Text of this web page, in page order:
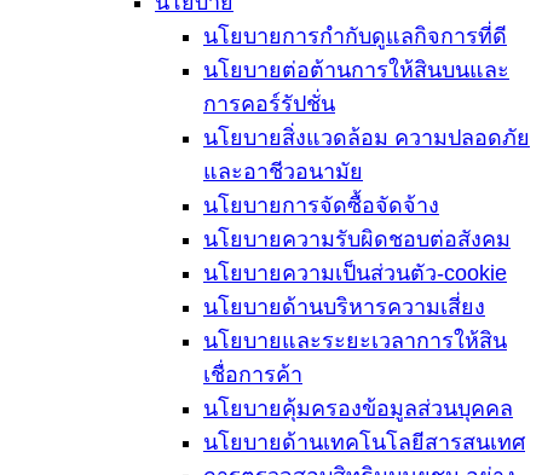
นโยบายการกำกับดูแลกิจการที่ดี
นโยบายต่อต้านการให้สินบนและ
การคอร์รัปชั่น
นโยบายสิ่งแวดล้อม ความปลอดภัย
และอาชีวอนามัย
นโยบายการจัดซื้อจัดจ้าง
นโยบายความรับผิดชอบต่อสังคม
นโยบายความเป็นส่วนตัว-cookie
นโยบายด้านบริหารความเสี่ยง
นโยบายและระยะเวลาการให้สิน
เชื่อการค้า
นโยบายคุ้มครองข้อมูลส่วนบุคคล
นโยบายด้านเทคโนโลยีสารสนเทศ